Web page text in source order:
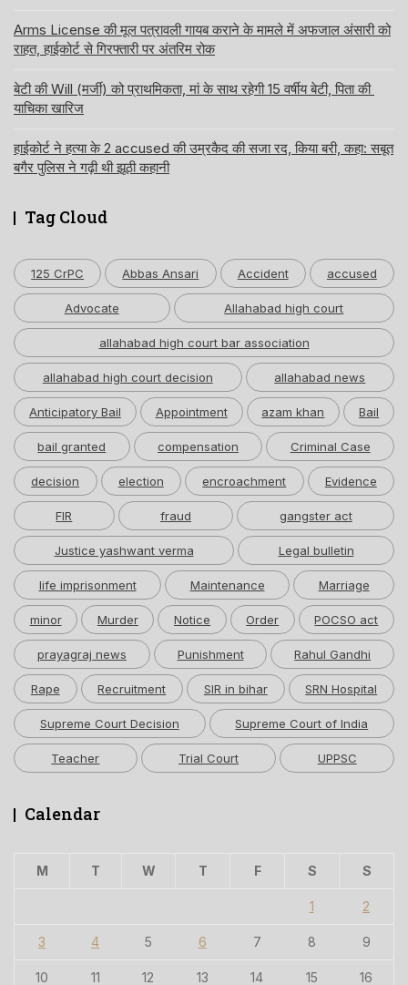
Arms License की मूल पत्रावली गायब कराने के मामले में अफजाल अंसारी को
राहत, हाईकोर्ट से गिरफ्तारी पर अंतरिम रोक
बेटी की Will (मर्जी) को प्राथमिकता, मां के साथ रहेगी 15 वर्षीय बेटी, पिता की
याचिका खारिज
हाईकोर्ट ने हत्या के 2 accused की उम्रकैद की सजा रद, किया बरी, कहा: सबूत
बगैर पुलिस ने गढ़ी थी झूठी कहानी
Tag Cloud
125 CrPC Abbas Ansari Accident accused
Advocate Allahabad high court
allahabad high court bar association
allahabad high court decision allahabad news
Anticipatory Bail Appointment azam khan Bail
bail granted compensation Criminal Case
decision election encroachment Evidence
FIR fraud gangster act
Justice yashwant verma Legal bulletin
life imprisonment Maintenance Marriage
minor Murder Notice Order POCSO act
prayagraj news Punishment Rahul Gandhi
Rape Recruitment SIR in bihar SRN Hospital
Supreme Court Decision Supreme Court of India
Teacher Trial Court UPPSC
Calendar
M T W T F S S
1 2
3 4 5 6 7 8 9
10 11 12 13 14 15 16